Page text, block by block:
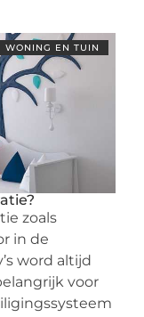
WONING EN TUIN
zoals
in de
word altijd
voor